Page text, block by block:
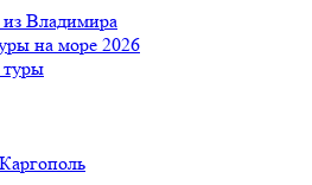
из Владимира
на море 2026